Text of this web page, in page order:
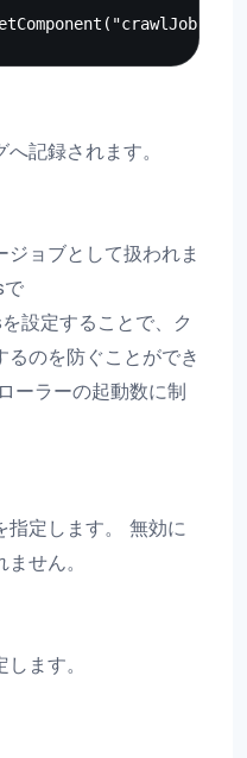
記録されます。
ョブとして扱われま
設定することで、ク
るのを防ぐことができ
ーラーの起動数に制
指定します。 無効に
せん。
ます。